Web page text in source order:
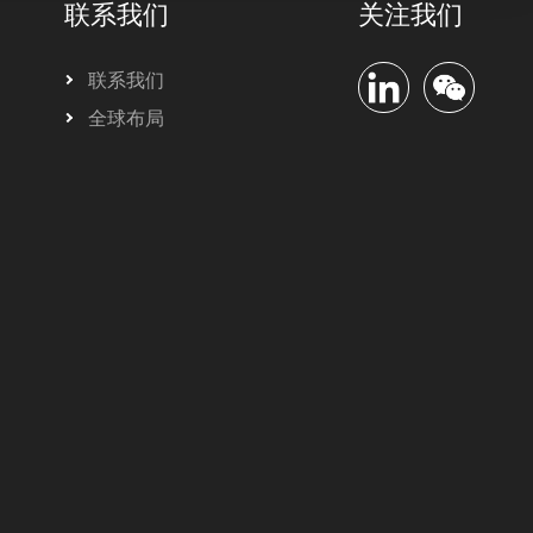
联系我们
联系我们
全球布局
关注我们